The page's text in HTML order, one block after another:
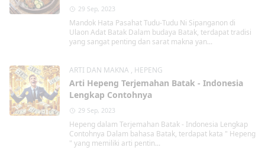
29 Sep, 2023
Mandok Hata Pasahat Tudu-Tudu Ni Sipanganon di
Ulaon Adat Batak Dalam budaya Batak, terdapat tradisi
yang sangat penting dan sarat makna yan...
ARTI DAN MAKNA , HEPENG
Arti Hepeng Terjemahan Batak - Indonesia
Lengkap Contohnya
29 Sep, 2023
Hepeng dalam Terjemahan Batak - Indonesia Lengkap
Contohnya Dalam bahasa Batak, terdapat kata " Hepeng
" yang memiliki arti pentin...